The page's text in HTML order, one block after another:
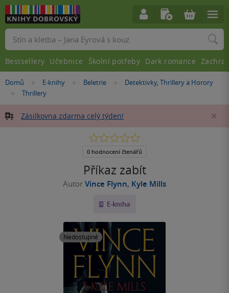
Nacházíte
Domů »E-knihy »
Beletrie »
Detektivky, Thrillery a Horory
»
Thrillery
Zásilkovna zdarma celý týden!
Příkaz zabít
Autor Vince Flynn, Kyle Mills
E-kniha
Nedostupné
0.0
5
0 hodnocení čtenářů
Vyhledávání
Bestsellery Učebnice Školní potřeby Dark romance